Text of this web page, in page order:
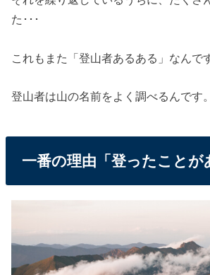
た･･･
これもまた「登山者あるある」なんで
登山者は山の名前をよく調べるんです。
一番の理由「登ったことが